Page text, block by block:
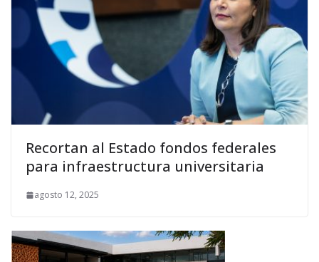
Recortan al Estado fondos federales
para infraestructura universitaria
agosto 12, 2025